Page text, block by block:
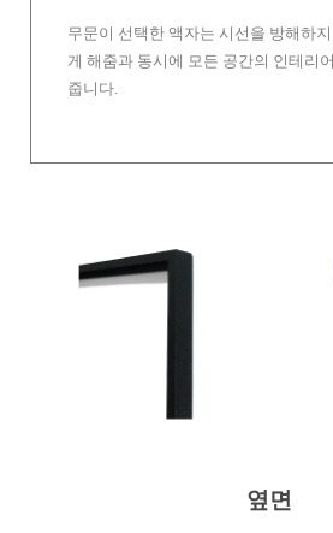
무문이 선택한 액자는 시선을 방해하
게 해줌과 동시에 모든 공간의 인테리
줍니다.
옆면